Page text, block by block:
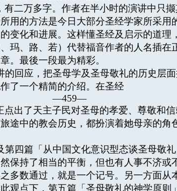
有二万多字。作者在半小时的演讲中只
用的方法是今日大部分圣经学家所采
变化和进展。这样懂圣经及启示的道理
玛、路、若）代替福音作者的人名插在
。最後一段最为精彩。
回应，把圣母学及圣母敬礼的历史层
了一个精简的介绍。在圣经
—459—
出了天主子民对圣母的孝爱、尊敬和
途中的教会历史，都扮演着她母亲的角
四篇「从中国文化意识型态谈圣母敬礼
保持了相当的平衡，但也有人事不济或
多数通过，就是一个记号。另一方面从
观点下．第五篇「圣母敬礼的神学原